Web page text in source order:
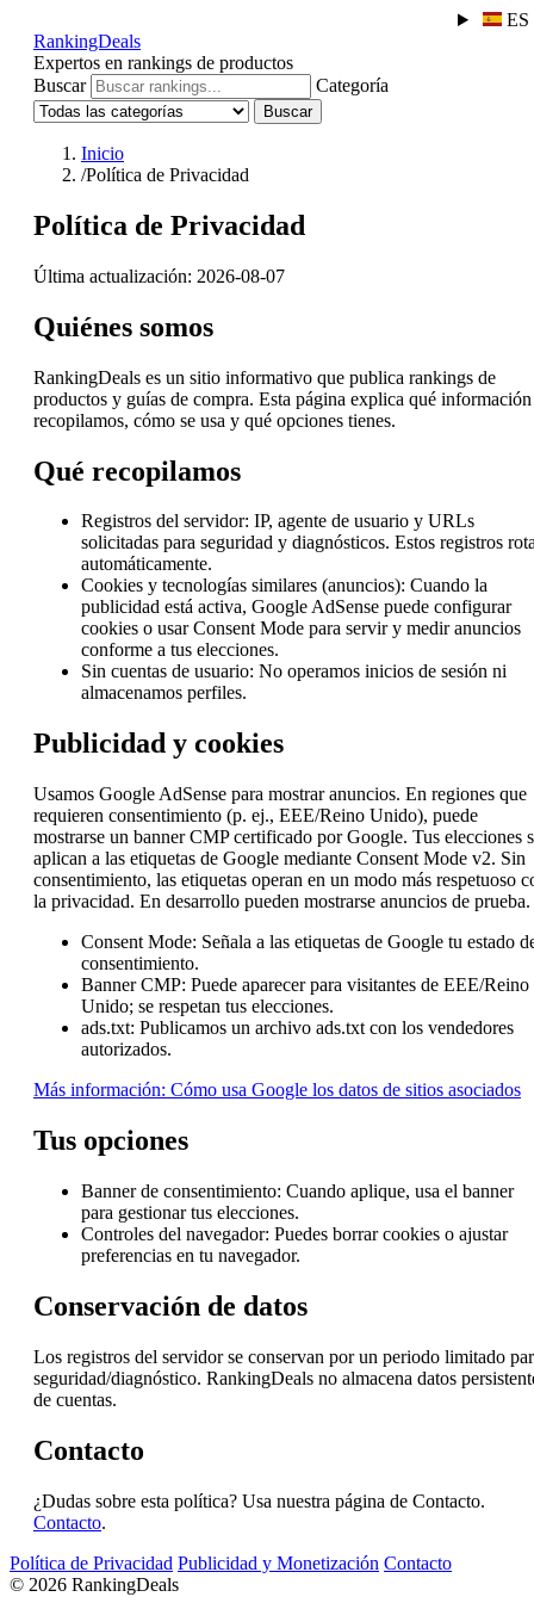
ES
RankingDeals
Expertos en rankings de productos
Buscar
Categoría
Buscar
Inicio
/Política de Privacidad
Política de Privacidad
Última actualización: 2026-08-07
Quiénes somos
RankingDeals es un sitio informativo que publica rankings de
productos y guías de compra. Esta página explica qué información
recopilamos, cómo se usa y qué opciones tienes.
Qué recopilamos
Registros del servidor: IP, agente de usuario y URLs
solicitadas para seguridad y diagnósticos. Estos registros
automáticamente.
Cookies y tecnologías similares (anuncios): Cuando la
publicidad está activa, Google AdSense puede configurar
cookies o usar Consent Mode para servir y medir anuncios
conforme a tus elecciones.
Sin cuentas de usuario: No operamos inicios de sesión ni
almacenamos perfiles.
Publicidad y cookies
Usamos Google AdSense para mostrar anuncios. En regiones que
requieren consentimiento (p. ej., EEE/Reino Unido), puede
mostrarse un banner CMP certificado por Google. Tus elecciones
aplican a las etiquetas de Google mediante Consent Mode v2. Sin
consentimiento, las etiquetas operan en un modo más respetuoso
la privacidad. En desarrollo pueden mostrarse anuncios de prueba.
Consent Mode: Señala a las etiquetas de Google tu estado
consentimiento.
Banner CMP: Puede aparecer para visitantes de EEE/Reino
Unido; se respetan tus elecciones.
ads.txt: Publicamos un archivo ads.txt con los vendedores
autorizados.
Más información: Cómo usa Google los datos de sitios asociados
Tus opciones
Banner de consentimiento: Cuando aplique, usa el banner
para gestionar tus elecciones.
Controles del navegador: Puedes borrar cookies o ajustar
preferencias en tu navegador.
Conservación de datos
Los registros del servidor se conservan por un periodo limitado
seguridad/diagnóstico. RankingDeals no almacena datos
de cuentas.
Contacto
¿Dudas sobre esta política? Usa nuestra página de Contacto.
Contacto.
Política de Privacidad Publicidad y Monetización Contacto
© 2026 RankingDeals